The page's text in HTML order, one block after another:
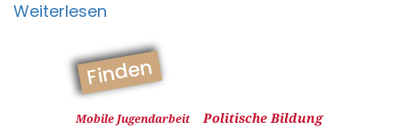
Weiterlesen
Finden
Mobile Jugendarbeit Politische Bildung